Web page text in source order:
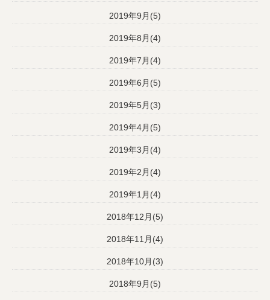
2019年9月(5)
2019年8月(4)
2019年7月(4)
2019年6月(5)
2019年5月(3)
2019年4月(5)
2019年3月(4)
2019年2月(4)
2019年1月(4)
2018年12月(5)
2018年11月(4)
2018年10月(3)
2018年9月(5)